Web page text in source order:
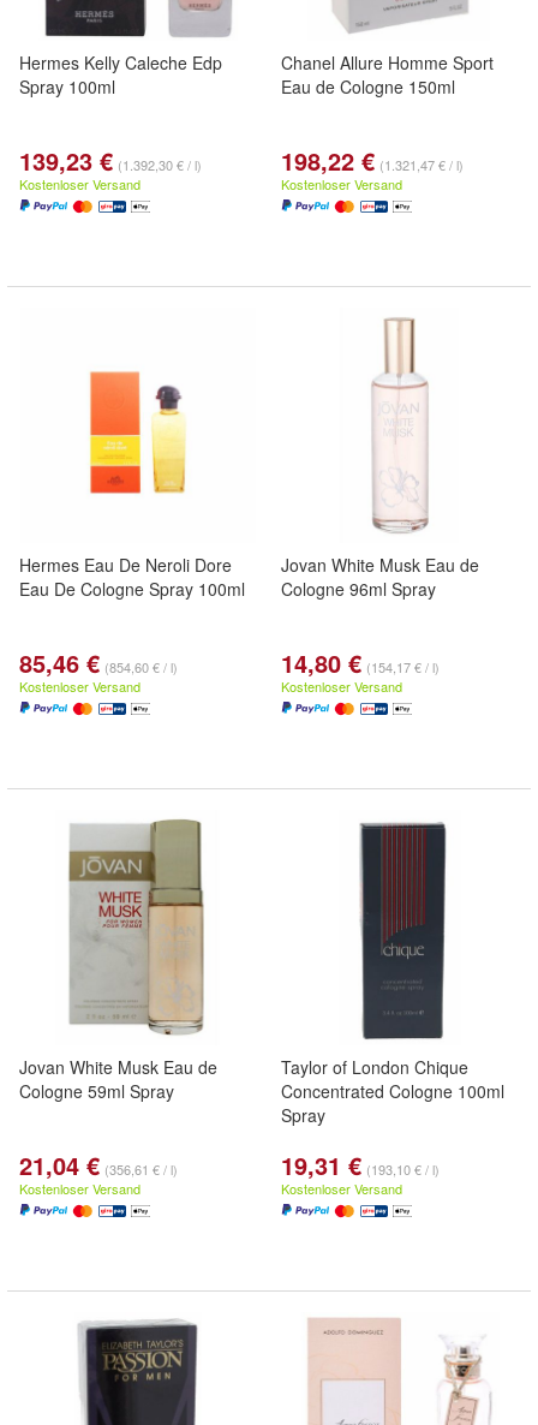
Hermes Kelly Caleche Edp
Spray 100ml
139,23 € (1.392,30 € / l)
Kostenloser Versand
Chanel Allure Homme Sport
Eau de Cologne 150ml
198,22 € (1.321,47 € / l)
Kostenloser Versand
Hermes Eau De Neroli Dore
Eau De Cologne Spray 100ml
85,46 € (854,60 € / l)
Kostenloser Versand
Jovan White Musk Eau de
Cologne 96ml Spray
14,80 € (154,17 € / l)
Kostenloser Versand
Jovan White Musk Eau de
Cologne 59ml Spray
21,04 € (356,61 € / l)
Kostenloser Versand
Taylor of London Chique
Concentrated Cologne 100ml
Spray
19,31 € (193,10 € / l)
Kostenloser Versand